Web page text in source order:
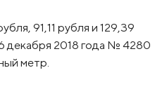
91,11 рубля и 129,39
декабря 2018 года № 4280
метр.